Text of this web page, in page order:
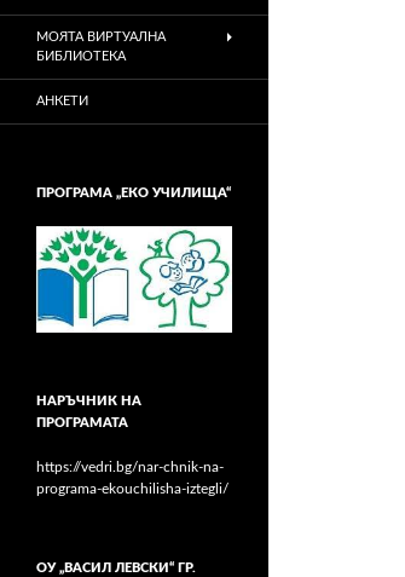
МОЯТА ВИРТУАЛНА
БИБЛИОТЕКА
АНКЕТИ
ПРОГРАМА „ЕКО УЧИЛИЩА“
НАРЪЧНИК НА
ПРОГРАМАТА
https://vedri.bg/nar-chnik-na-
programa-ekouchilisha-iztegli/
ОУ „ВАСИЛ ЛЕВСКИ“ ГР.